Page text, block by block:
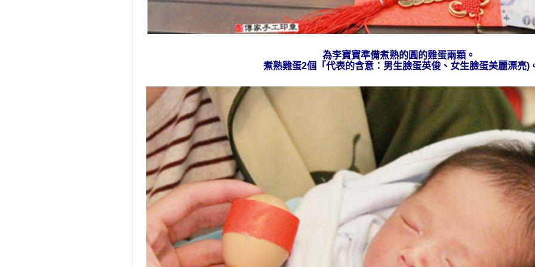
為李寶寶準備煮熟的圓的雞蛋兩顆。
煮熟雞蛋2個「代表的含意：男生臉蛋英俊、女生臉蛋美麗漂亮)